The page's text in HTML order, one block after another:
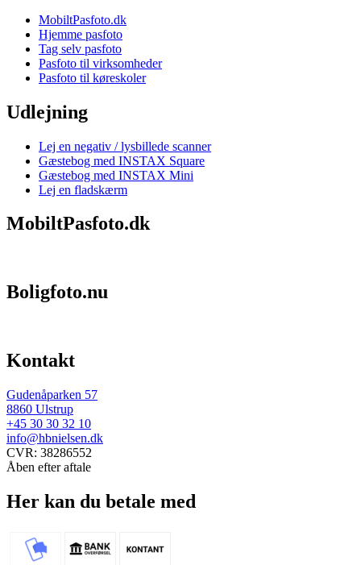
MobiltPasfoto.dk
Hjemme pasfoto
Tag selv pasfoto
Pasfoto til virksomheder
Pasfoto til køreskoler
Udlejning
Lej en negativ / lysbillede scanner
Gæstebog med INSTAX Square
Gæstebog med INSTAX Mini
Lej en fladskærm
MobiltPasfoto.dk
Boligfoto.nu
Kontakt
Gudenåparken 57
8860 Ulstrup
+45 30 30 32 10
info@hbnielsen.dk
CVR: 38286552
Åben efter aftale
Her kan du betale med